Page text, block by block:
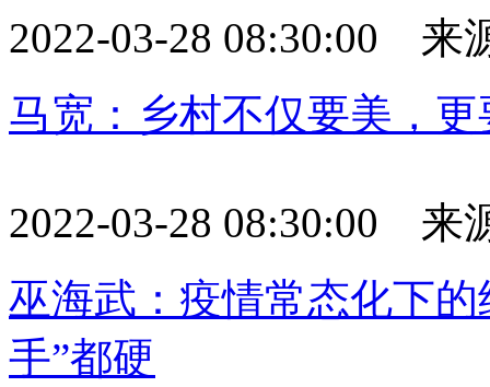
2022-03-28 08:30:00 来
马宽：乡村不仅要美，
2022-03-28 08:30:00 来
巫海武：疫情常态化下
手”都硬